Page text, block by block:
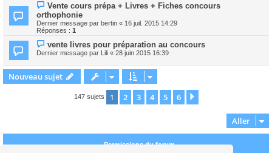
Vente cours prépa + Livres + Fiches concours
orthophonie
Dernier message par bertin « 16 juil. 2015 14:29
Réponses : 1
vente livres pour préparation au concours
Dernier message par Lili « 28 juin 2015 16:39
Nouveau sujet
147 sujets 1 2 3 4 5 6
Aller
Permissions du forum